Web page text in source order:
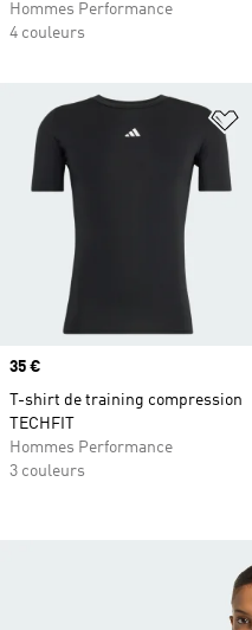
Hommes Performance
4 couleurs
Prix
35 €
T-shirt de training compression
TECHFIT
Hommes Performance
3 couleurs